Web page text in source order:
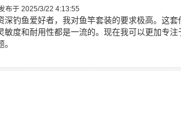
布于 2025/3/22 4:13:55
深钓鱼爱好者，我对鱼竿套装的要求极高。这
敏度和耐用性都是一流的。现在我可以更加专